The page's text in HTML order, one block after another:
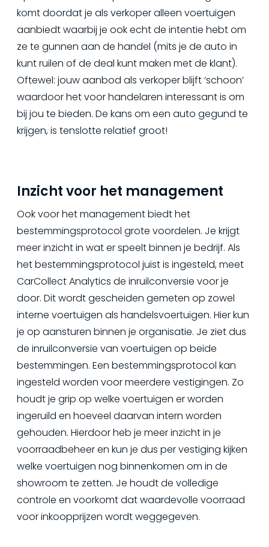
komt doordat je als verkoper alleen voertuigen
aanbiedt waarbij je ook echt de intentie hebt om
ze te gunnen aan de handel (mits je de auto in
kunt ruilen of de deal kunt maken met de klant).
Oftewel: jouw aanbod als verkoper blijft ‘schoon’
waardoor het voor handelaren interessant is om
bij jou te bieden. De kans om een auto gegund te
krijgen, is tenslotte relatief groot!
Inzicht voor het management
Ook voor het management biedt het
bestemmingsprotocol grote voordelen. Je krijgt
meer inzicht in wat er speelt binnen je bedrijf. Als
het bestemmingsprotocol juist is ingesteld, meet
CarCollect Analytics de inruilconversie voor je
door. Dit wordt gescheiden gemeten op zowel
interne voertuigen als handelsvoertuigen. Hier kun
je op aansturen binnen je organisatie. Je ziet dus
de inruilconversie van voertuigen op beide
bestemmingen. Een bestemmingsprotocol kan
ingesteld worden voor meerdere vestigingen. Zo
houdt je grip op welke voertuigen er worden
ingeruild en hoeveel daarvan intern worden
gehouden. Hierdoor heb je meer inzicht in je
voorraadbeheer en kun je dus per vestiging kijken
welke voertuigen nog binnenkomen om in de
showroom te zetten. Je houdt de volledige
controle en voorkomt dat waardevolle voorraad
voor inkoopprijzen wordt weggegeven.